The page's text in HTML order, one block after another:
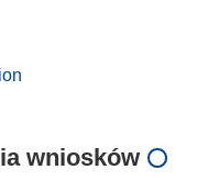
wniosków